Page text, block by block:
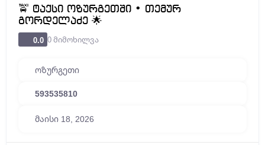
🚖 ტაქსი ოზურგეთში • თემურ
გორდელაძე 🌟
0.0 0 მიმოხილვა
ოზურგეთი
593535810
მაისი 18, 2026